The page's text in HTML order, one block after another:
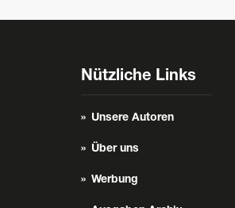
Nützliche Links
Unsere Autoren
Über uns
Werbung